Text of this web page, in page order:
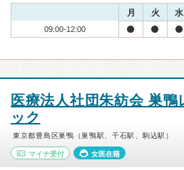
月 火 水
09:00-12:00
医療法人社団朱紡会 巣鴨
ック
東京都豊島区巣鴨（巣鴨駅、千石駅、駒込駅）
マイナ受付 女医在籍